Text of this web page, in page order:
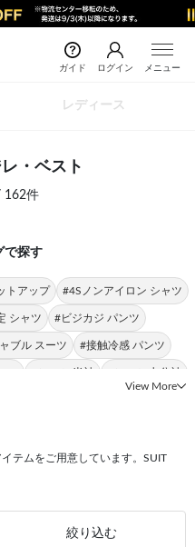
ガイド ログイン メニュー
レディース
・ベスト
162件
で探す
トアップ #4Sノンアイロン シャツ
シャツ #ビジカジ パンツ
ブル スーツ #接触冷感 パンツ
ュ #シャツ 半袖 #シャツ 七分袖
ンズ
View More
テムをご用意しています。SUIT
絞り込む